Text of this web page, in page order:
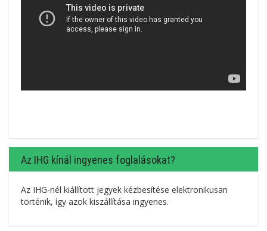
Az IHG kínál ingyenes foglalásokat?
Az IHG-nél kiállított jegyek kézbesítése elektronikusan
történik, így azok kiszállítása ingyenes.